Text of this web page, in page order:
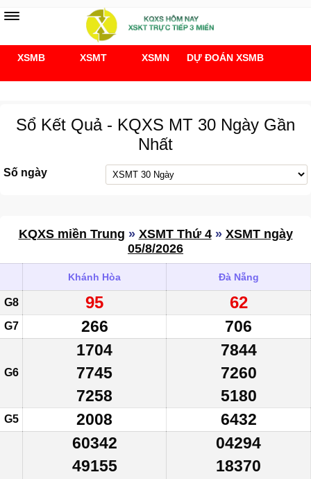
XSMB XSMT XSMN DỰ ĐOÁN XSMB
Sổ Kết Quả - KQXS MT 30 Ngày Gần
Nhất
Số ngày
KQXS miền Trung » XSMT Thứ 4» XSMT ngày
05/8/2026
Khánh Hòa Đà Nẵng
G8 95 62
G7 266 706
G6
1704
7745
7258
7844
7260
5180
G5 2008 6432
60342
49155
04294
18370